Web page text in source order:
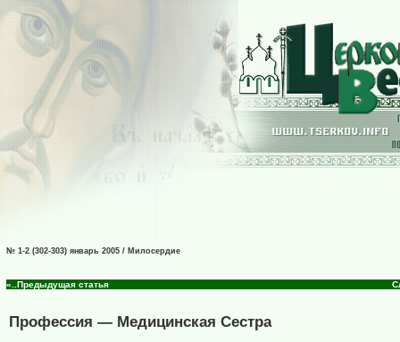
№ 1-2 (302-303) январь 2005 / Милосердие
«..Предыдущая статья
Профессия — Медицинская Сестра